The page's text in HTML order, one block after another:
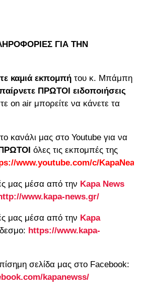
ΓΙΑ ΤΗΝ
καμιά εκπομπή του κ. Μπάμπη
ΠΡΩΤΟΙ ειδοποιήσεις
on air μπορείτε να κάνετε τα
κανάλι μας στο Youtube για να
όλες τις εκπομπές της
www.youtube.com/c/KapaNea
μας μέσα από την Kapa News
www.kapa-news.gr/
μας μέσα από την Kapa
https://www.kapa-
σελίδα μας στο Facebook:
.com/kapanewss/